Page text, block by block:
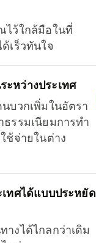
ไว้ใกล้มือในที่
เร็วทันใจ
ะหว่างประเทศ
นบวกเพิ่มในอัตรา
รรมเนียมการทำ
ช้จ่ายในต่าง
เทศได้แบบประหยัด
างได้ไกลกว่าเดิม